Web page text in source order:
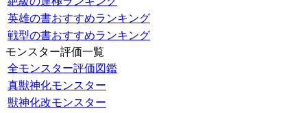
英雄の書おすすめランキング
戦型の書おすすめランキング
モンスター評価一覧
全モンスター評価図鑑
真獣神化モンスター
獣神化改モンスター